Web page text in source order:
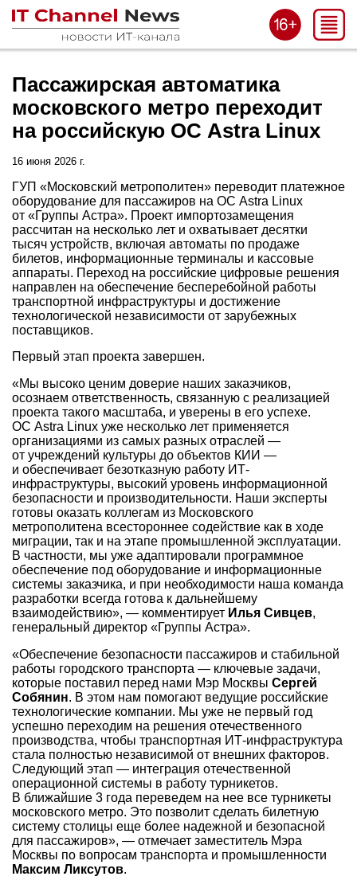
Пассажирская автоматика
московского метро переходит
на российскую ОС Astra Linux
16 июня 2026 г.
ГУП «Московский метрополитен» переводит платежное
оборудование для пассажиров на ОС Astra Linux
от «Группы Астра». Проект импортозамещения
рассчитан на несколько лет и охватывает десятки
тысяч устройств, включая автоматы по продаже
билетов, информационные терминалы и кассовые
аппараты. Переход на российские цифровые решения
направлен на обеспечение бесперебойной работы
транспортной инфраструктуры и достижение
технологической независимости от зарубежных
поставщиков.
Первый этап проекта завершен.
«Мы высоко ценим доверие наших заказчиков,
осознаем ответственность, связанную с реализацией
проекта такого масштаба, и уверены в его успехе.
ОС Astra Linux уже несколько лет применяется
организациями из самых разных отраслей —
от учреждений культуры до объектов КИИ —
и обеспечивает безотказную работу ИТ-
инфраструктуры, высокий уровень информационной
безопасности и производительности. Наши эксперты
готовы оказать коллегам из Московского
метрополитена всестороннее содействие как в ходе
миграции, так и на этапе промышленной эксплуатации.
В частности, мы уже адаптировали программное
обеспечение под оборудование и информационные
системы заказчика, и при необходимости наша команда
разработки всегда готова к дальнейшему
взаимодействию», — комментирует Илья Сивцев,
генеральный директор «Группы Астра».
«Обеспечение безопасности пассажиров и стабильной
работы городского транспорта — ключевые задачи,
которые поставил перед нами Мэр Москвы Сергей
Собянин. В этом нам помогают ведущие российские
технологические компании. Мы уже не первый год
успешно переходим на решения отечественного
производства, чтобы транспортная ИТ-инфраструктура
стала полностью независимой от внешних факторов.
Следующий этап — интеграция отечественной
операционной системы в работу турникетов.
В ближайшие 3 года переведем на нее все турникеты
московского метро. Это позволит сделать билетную
систему столицы еще более надежной и безопасной
для пассажиров», — отмечает заместитель Мэра
Москвы по вопросам транспорта и промышленности
Максим Ликсутов.